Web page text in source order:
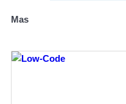
Mas